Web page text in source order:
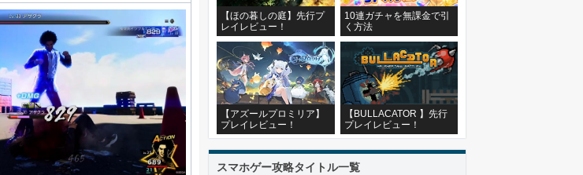
【ほの暮しの庭】先行プ
レイレビュー！
10連ガチャを無課金で引
く方法
【アズールプロミリア】
プレイレビュー！
【BULLACATOR 】先行
プレイレビュー！
スマホゲー攻略タイトル一覧